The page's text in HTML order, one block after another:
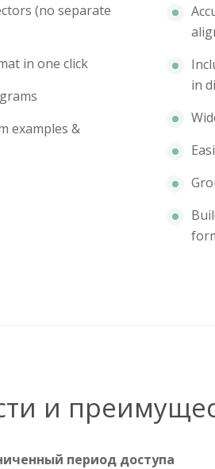
(no separate
in one click
examples &
in
и
период доступа